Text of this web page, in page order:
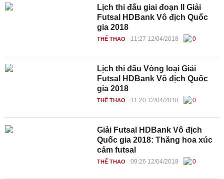
Lịch thi đấu giai đoạn II Giải
Futsal HDBank Vô địch Quốc
gia 2018
THỂ THAO 11:27 12/04/2018 0
Lịch thi đấu Vòng loại Giải
Futsal HDBank Vô địch Quốc
gia 2018
THỂ THAO 11:20 12/04/2018 0
Giải Futsal HDBank Vô địch
Quốc gia 2018: Thăng hoa xúc
cảm futsal
THỂ THAO 09:26 12/04/2018 0